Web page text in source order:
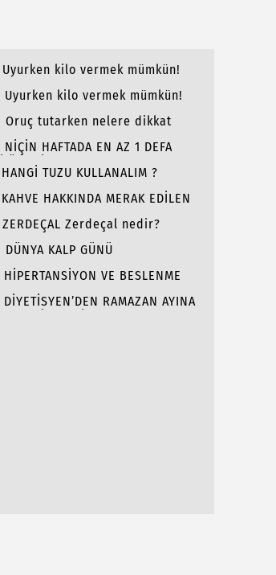
Uyurken kilo vermek mümkün!
Uyurken kilo vermek mümkün!
Oruç tutarken nelere dikkat
NİÇİN HAFTADA EN AZ 1 DEFA
ÖNERİYORUM ?
HANGİ TUZU KULLANALIM ?
KAHVE HAKKINDA MERAK EDİLEN
ZERDEÇAL Zerdeçal nedir?
DÜNYA KALP GÜNÜ
HİPERTANSİYON VE BESLENME
DİYETİSYEN’DEN RAMAZAN AYINA